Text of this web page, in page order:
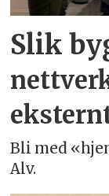
Slik
Bli med
Alv.